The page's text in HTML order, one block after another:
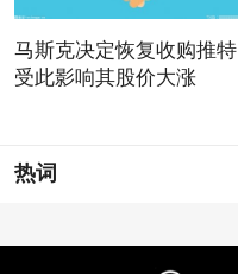
马斯克决定恢复收购推特
受此影响其股价大涨
热词